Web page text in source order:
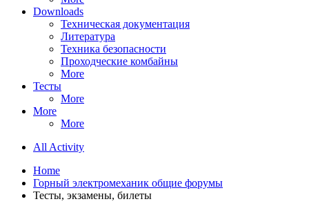
Downloads
Техническая документация
Литература
Техника безопасности
Проходческие комбайны
More
Тесты
More
More
More
All Activity
Home
Горный электромеханик общие форумы
Тесты, экзамены, билеты